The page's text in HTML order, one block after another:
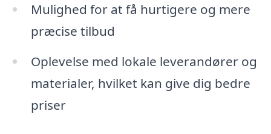
Mulighed for at få hurtigere og mere
præcise tilbud
Oplevelse med lokale leverandører og
materialer, hvilket kan give dig bedre
priser